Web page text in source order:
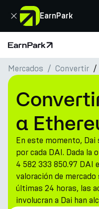
EarnPark
Cerrar
Página de inicio
Productos
Mercados
PARK Token
Recursos
Compañía
Mercados Convertir
a
En este momento, Dai
por cada DAI. Dada la
4 582 333 850.97 DAI
valoración de
últimas 24 horas, las
involucran a Dai han